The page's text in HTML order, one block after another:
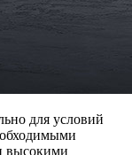
для условий
высокими